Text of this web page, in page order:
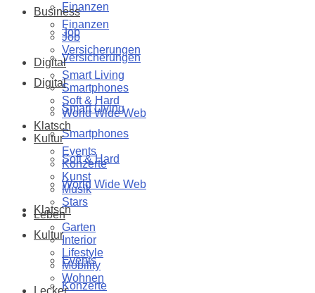
Finanzen
Job
Versicherungen
Digital
Smart Living
Smartphones
Soft & Hard
World Wide Web
Klatsch
Kultur
Events
Konzerte
Business
Finanzen
Job
Versicherungen
Digital
Smart Living
Smartphones
Soft & Hard
World Wide Web
Klatsch
Kultur
Events
Konzerte
Kunst
Musik
Stars
Leben
Garten
Interior
Lifestyle
Mobility
Wohnen
Lecker